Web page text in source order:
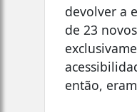
devolver a
de 23
então,